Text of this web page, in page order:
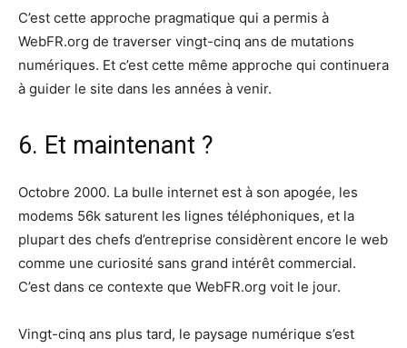
C’est cette approche pragmatique qui a permis à
WebFR.org de traverser vingt-cinq ans de mutations
numériques. Et c’est cette même approche qui continuera
à guider le site dans les années à venir.
6. Et maintenant ?
Octobre 2000. La bulle internet est à son apogée, les
modems 56k saturent les lignes téléphoniques, et la
plupart des chefs d’entreprise considèrent encore le web
comme une curiosité sans grand intérêt commercial.
C’est dans ce contexte que WebFR.org voit le jour.
Vingt-cinq ans plus tard, le paysage numérique s’est